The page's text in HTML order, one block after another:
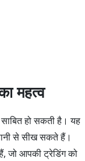
महत्व
हो सकती है। यह
से सीख सकते हैं।
जो आपकी ट्रेडिंग को